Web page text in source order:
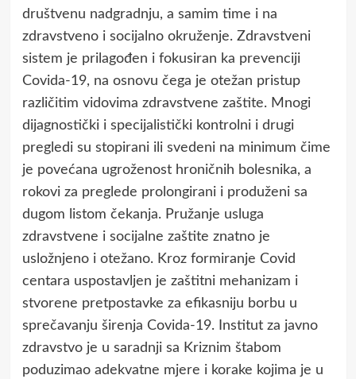
društvenu nadgradnju, a samim time i na
zdravstveno i socijalno okruženje. Zdravstveni
sistem je prilagođen i fokusiran ka prevenciji
Covida-19, na osnovu čega je otežan pristup
različitim vidovima zdravstvene zaštite. Mnogi
dijagnostički i specijalistički kontrolni i drugi
pregledi su stopirani ili svedeni na minimum čime
je povećana ugroženost hroničnih bolesnika, a
rokovi za preglede prolongirani i produženi sa
dugom listom čekanja. Pružanje usluga
zdravstvene i socijalne zaštite znatno je
usložnjeno i otežano. Kroz formiranje Covid
centara uspostavljen je zaštitni mehanizam i
stvorene pretpostavke za efikasniju borbu u
sprečavanju širenja Covida-19. Institut za javno
zdravstvo je u saradnji sa Kriznim štabom
poduzimao adekvatne mjere i korake kojima je u